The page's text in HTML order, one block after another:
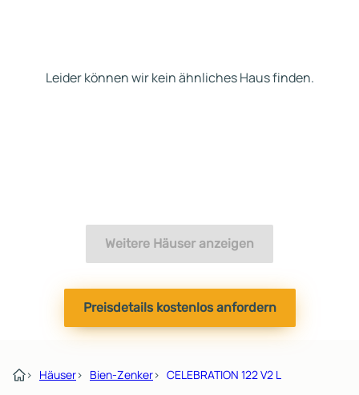
Leider können wir kein ähnliches Haus finden.
Weitere Häuser anzeigen
Preisdetails kostenlos anfordern
› Häuser› Bien-Zenker› CELEBRATION 122 V2 L